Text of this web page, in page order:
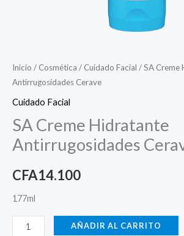
Inicio / Cosmética / Cuidado Facial / SA Creme
Antirrugosidades Cerave
Cuidado Facial
SA Creme Hidratante
Antirrugosidades
CFA14.100
177ml
AÑADIR AL CARRITO